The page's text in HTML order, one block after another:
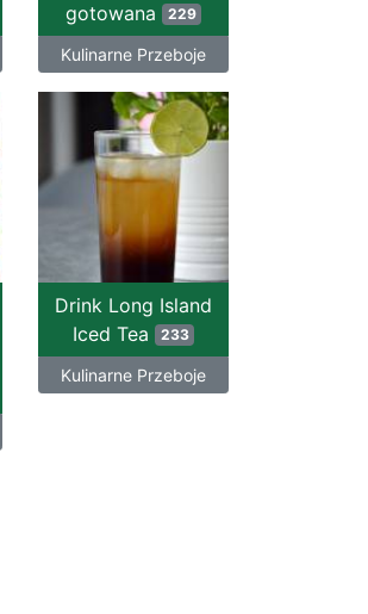
gotowana
229
Kulinarne Przeboje
Drink Long Island
Iced Tea
233
Kulinarne Przeboje